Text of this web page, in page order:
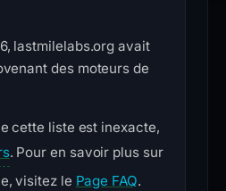
lastmilelabs.org avait
des moteurs de
cette liste est inexacte,
. Pour en savoir plus sur
visitez le Page FAQ.